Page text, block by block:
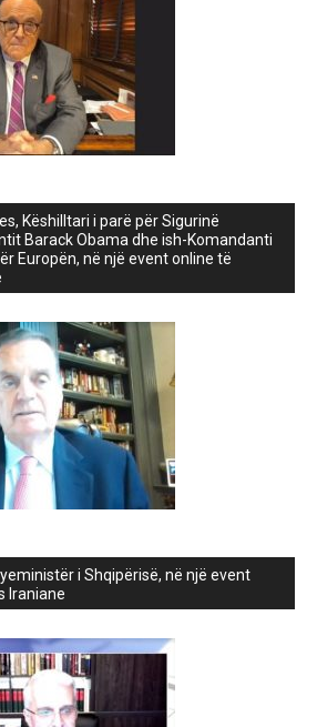
Këshilltari i parë për Sigurinë
Barack Obama dhe ish-Komandanti
Europën, në një event online të
i Shqipërisë, në një event
Iraniane